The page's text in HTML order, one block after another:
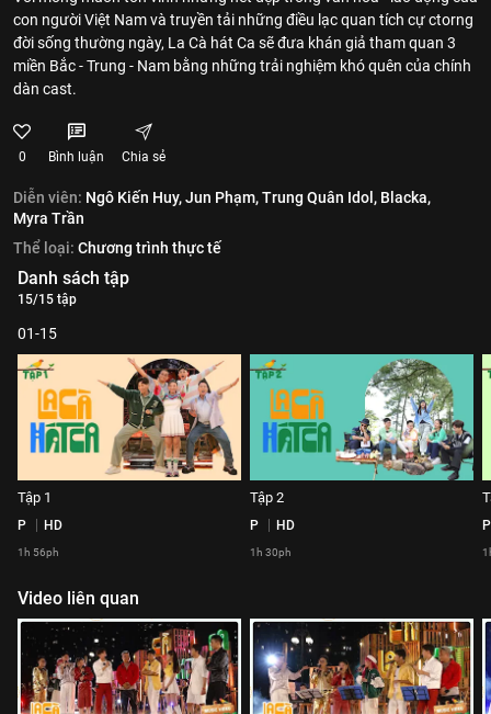
con người Việt Nam và truyền tải những điều lạc quan tích cự ctorng
đời sống thường ngày, La Cà hát Ca sẽ đưa khán giả tham quan 3
miền Bắc - Trung - Nam bằng những trải nghiệm khó quên của chính
dàn cast.
0 Bình luận Chia sẻ
Diễn viên: Ngô Kiến Huy,Jun Phạm,Trung Quân Idol, Blacka,
Myra Trần
Thể loại: Chương trình thực tế
Danh sách tập
15/15 tập
01-15
Tập 1
P HD
1h 56ph
Tập 2
P HD
1h 30ph
P
Video liên quan